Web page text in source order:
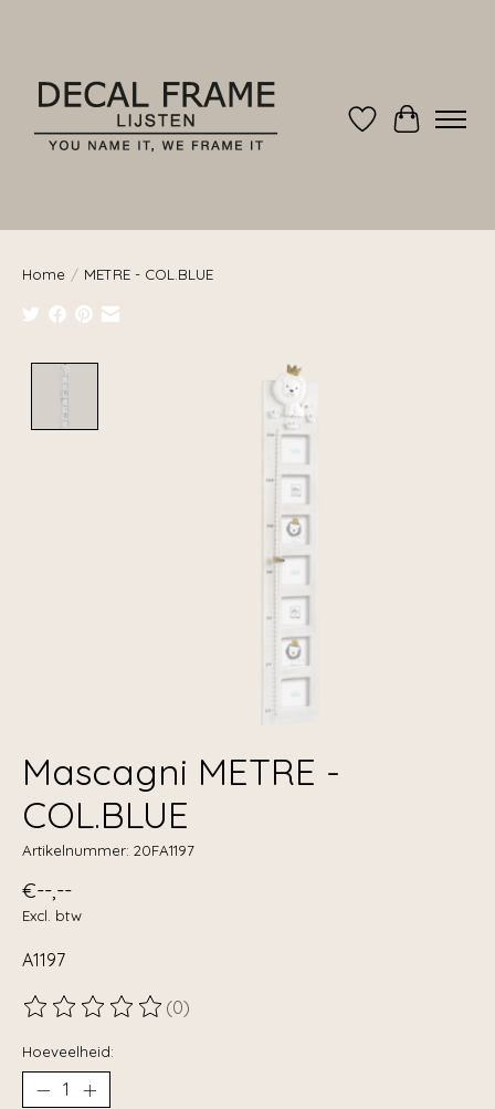
Verlanglijst
Home / METRE - COL.BLUE
Product image slideshow Items
Mascagni METRE -
COL.BLUE
Artikelnummer: 20FA1197
€--,--
Excl. btw
A1197
De beoordeling van dit product is
(0)
Hoeveelheid: